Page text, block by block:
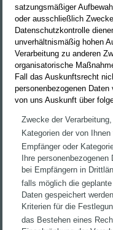
satzungsmäßiger
oder ausschließlich
Datenschutzkontrolle
unverhältnismäßig hohen
Verarbeitung zu anderen
organisatorische
Fall das Auskunftsrecht
personenbezogenen
von uns Auskunft über
Zwecke der Verarbeitung,
Kategorien der von
Empfänger oder
Ihre
bei Empfängern in
falls möglich die
Daten gespeichert
Kriterien für die
das Bestehen eines